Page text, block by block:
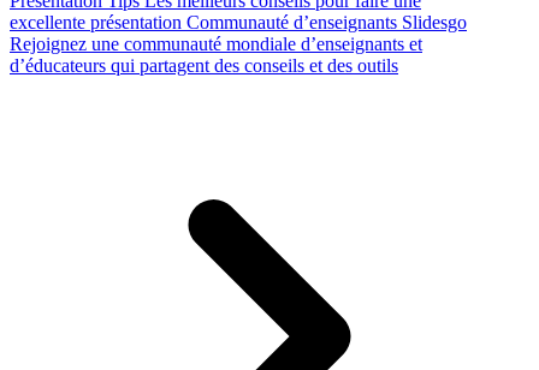
excellente présentation Communauté d’enseignants Slidesgo
Rejoignez une communauté mondiale d’enseignants et
d’éducateurs qui partagent des conseils et des outils